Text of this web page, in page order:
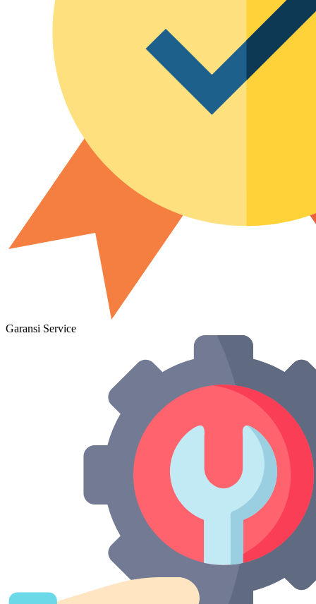
Garansi Service